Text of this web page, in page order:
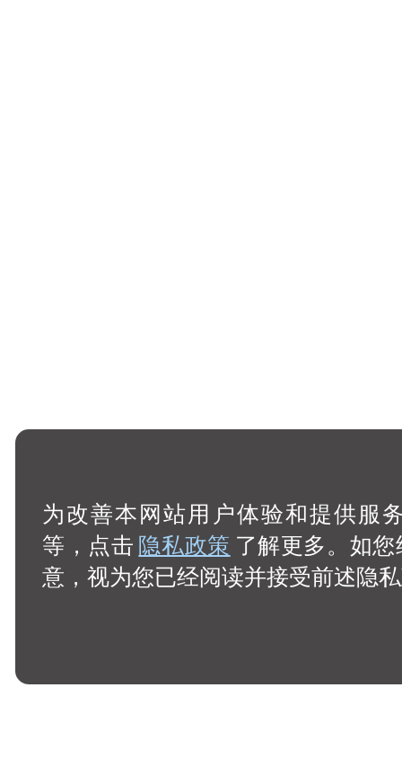
为改善本网站用户体验和提供服
等，点击隐私政策 了解更多。如
意，视为您已经阅读并接受前述隐